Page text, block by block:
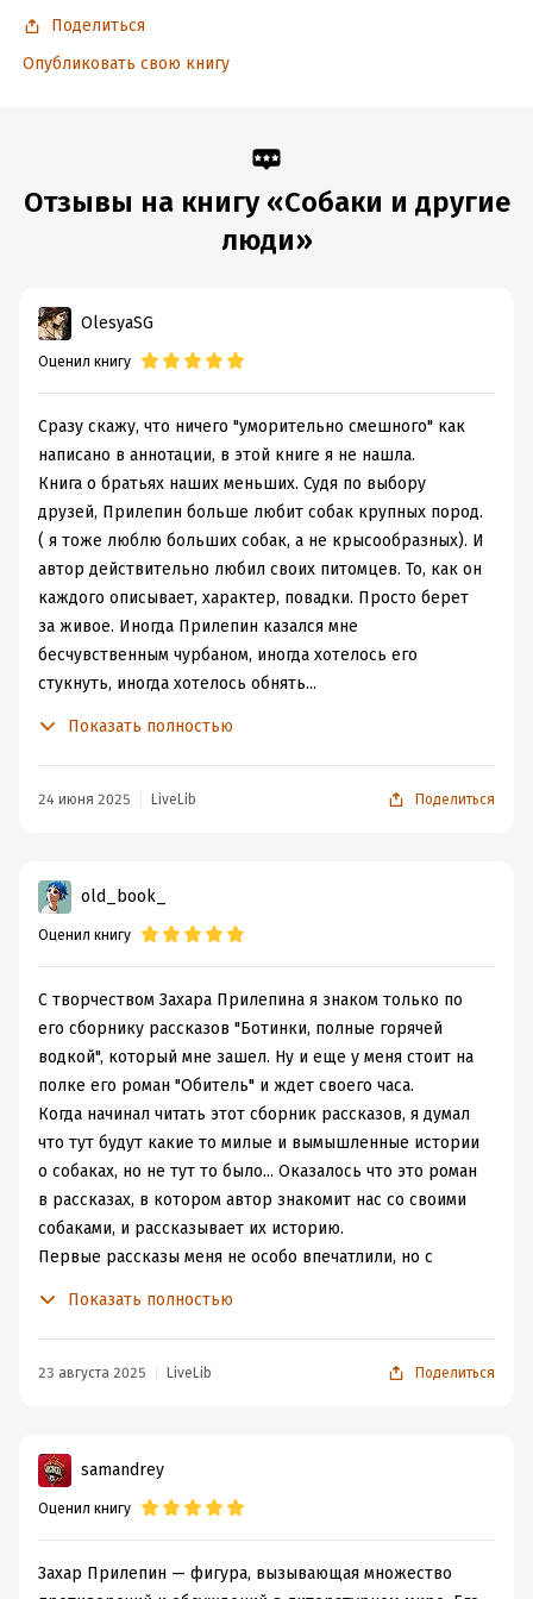
Поделиться
Опубликовать свою книгу
Отзывы на книгу «Собаки и другие
люди»
OlesyaSG
Оценил книгу
Сразу скажу, что ничего "уморительно смешного" как
написано в аннотации, в этой книге я не нашла.
Книга о братьях наших меньших. Судя по выбору
друзей, Прилепин больше любит собак крупных пород.
( я тоже люблю больших собак, а не крысообразных). И
автор действительно любил своих питомцев. То, как он
каждого описывает, характер, повадки. Просто берет
за живое. Иногда Прилепин казался мне
бесчувственным чурбаном, иногда хотелось его
стукнуть, иногда хотелось обнять...
щенок, а прошло совсем немного времени(страниц) и
желаю "долгого здоровья". Но в этот раз просто не
удержалась от "добрых пожеланий" в адрес
разведенцев-заводчиков.
пузатая, хоть и здоровый попугай и кот мейкун))
В книге замечательные картинки, что очень приятно
меня удивило.
Добрая книга о людях и других человеках...
Показать полностью
24 июня 2025 LiveLib Поделиться
old_book_
Оценил книгу
С творчеством Захара Прилепина я знаком только по
его сборнику рассказов "Ботинки, полные горячей
водкой", который мне зашел. Ну и еще у меня стоит на
полке его роман "Обитель" и ждет своего часа.
Когда начинал читать этот сборник рассказов, я думал
что тут будут какие то милые и вымышленные истории
о собаках, но не тут то было... Оказалось что это роман
в рассказах, в котором автор знакомит нас со своими
собаками, и рассказывает их историю.
Первые рассказы меня не особо впечатлили, но с
посмотреть в интернете как кто из них выглядит.
мир.
P.S. ну и специально для вас я нашел в интернете
фотки всех собак Захара из книги и сделал коллаж))
Показать полностью
23 августа 2025 LiveLib Поделиться
samandrey
Оценил книгу
Захар Прилепин — фигура, вызывающая множество